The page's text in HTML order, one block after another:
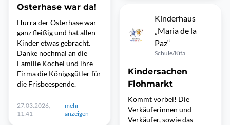
Osterhase war da!
Hurra der Osterhase war
ganz fleißig und hat allen
Kinder etwas gebracht.
Danke nochmal an die
Familie Köchel und ihre
Firma die Königsgütler für
die Frisbeespende.
27.03.2026,
11:41
mehr
anzeigen
Kinderhaus
„Maria de la
Paz“
Schule/Kita
Kindersachen
Flohmarkt
Kommt vorbei! Die
Verkäuferinnen und
Verkäufer, sowie das